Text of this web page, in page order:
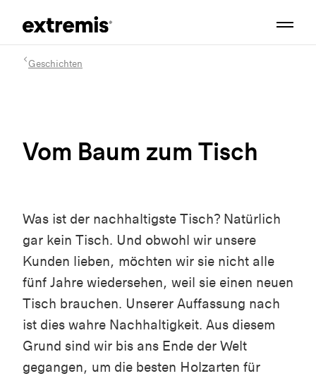
Geschichten
Vom Baum zum Tisch
Was ist der nachhaltigste Tisch? Natürlich
gar kein Tisch. Und obwohl wir unsere
Kunden lieben, möchten wir sie nicht alle
fünf Jahre wiedersehen, weil sie einen neuen
Tisch brauchen. Unserer Auffassung nach
ist dies wahre Nachhaltigkeit. Aus diesem
Grund sind wir bis ans Ende der Welt
gegangen, um die besten Holzarten für